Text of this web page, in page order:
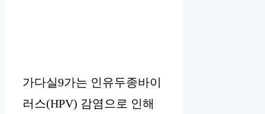
가다실9가는 인유두종바이
러스(HPV) 감염으로 인해